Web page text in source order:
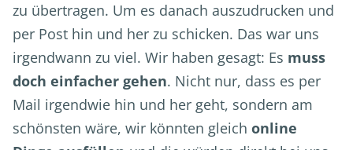
zu übertragen. Um es danach auszudrucken und
per Post hin und her zu schicken. Das war uns
irgendwann zu viel. Wir haben gesagt: Es muss
doch einfacher gehen. Nicht nur, dass es per
Mail irgendwie hin und her geht, sondern am
schönsten wäre, wir könnten gleich online